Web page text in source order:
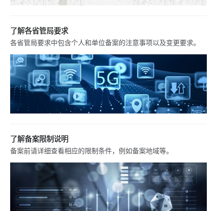
了解各省管局要求
各省管局要求中包含个人和单位备案的注意事项以及变更要求。
了解备案限制说明
备案前请详细查看相应的限制条件，例如备案地域等。